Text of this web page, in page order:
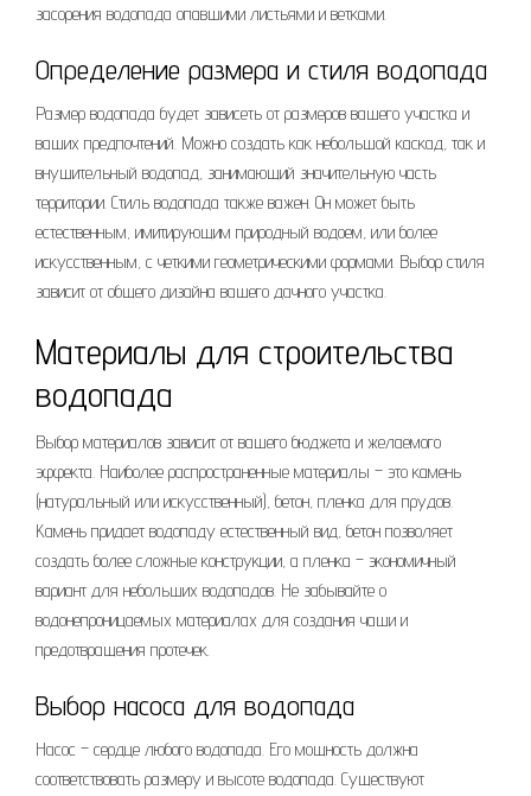
засорения водопада опавшими листьями и ветками.
Определение размера и стиля водопада
Размер водопада будет зависеть от размеров вашего участка и
ваших предпочтений. Можно создать как небольшой каскад, так и
внушительный водопад, занимающий значительную часть
территории. Стиль водопада также важен. Он может быть
естественным, имитирующим природный водоем, или более
искусственным, с четкими геометрическими формами. Выбор стиля
зависит от общего дизайна вашего дачного участка.
Материалы для строительства
водопада
Выбор материалов зависит от вашего бюджета и желаемого
эффекта. Наиболее распространенные материалы – это камень
(натуральный или искусственный), бетон, пленка для прудов.
Камень придает водопаду естественный вид, бетон позволяет
создать более сложные конструкции, а пленка – экономичный
вариант для небольших водопадов. Не забывайте о
водонепроницаемых материалах для создания чаши и
предотвращения протечек.
Выбор насоса для водопада
Насос – сердце любого водопада. Его мощность должна
соответствовать размеру и высоте водопада. Существуют